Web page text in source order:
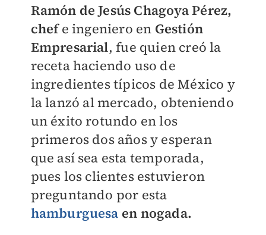
Ramón de Jesús Chagoya Pérez,
chefe ingeniero en Gestión
Empresarial, fue quien creó la
receta haciendo uso de
ingredientes típicos de México y
la lanzó al mercado, obteniendo
un éxito rotundo en los
primeros dos años y esperan
que así sea esta temporada,
pues los clientes estuvieron
preguntando por esta
hamburguesa en nogada.